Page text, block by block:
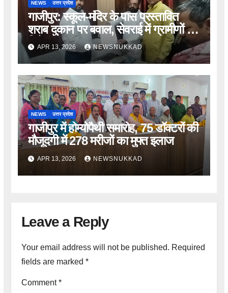
NEWS उत्तर प्रदेश
गाजीपुर: स्कूल-मंदिर के पास प्रस्तावित
शराब दुकान पर बवाल, सेवराई में ग्रामीणों का
विरोध
APR 13, 2026 NEWSNUKKAD
NEWS उत्तर प्रदेश
गाजीपुर में होम्योपैथी समारोह, 75 डॉक्टरों की
मौजूदगी में 278 मरीजों का मुफ्त इलाज
APR 13, 2026 NEWSNUKKAD
Leave a Reply
Your email address will not be published. Required
fields are marked *
Comment*